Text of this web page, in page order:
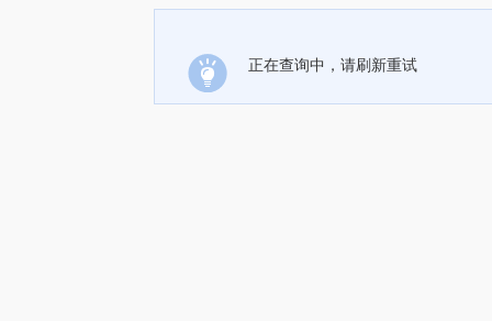
正在查询中，请刷新重试